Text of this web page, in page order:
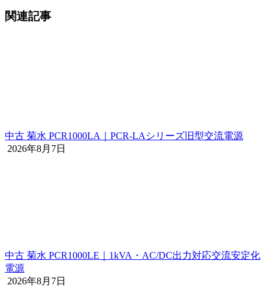
関連記事
中古 菊水 PCR1000LA｜PCR-LAシリーズ旧型交流電源
2026年8月7日
中古 菊水 PCR1000LE｜1kVA・AC/DC出力対応交流安定化
電源
2026年8月7日